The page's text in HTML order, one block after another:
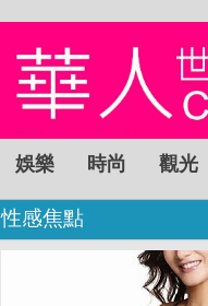
娛樂 時尚 觀光
性感焦點